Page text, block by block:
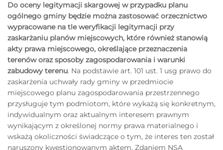
Do oceny legitymacji skargowej w przypadku planu
ogólnego gminy będzie można zastosować orzecznictwo
wypracowane na tle weryfikacji legitymacji przy
zaskarżaniu planów miejscowych, które również stanowią
akty prawa miejscowego, określające przeznaczenia
terenów oraz sposoby zagospodarowania i warunki
zabudowy terenu. Na podstawie art. 101 ust. 1 usg prawo do
zaskarżenia uchwały rady gminy w przedmiocie
miejscowego planu zagospodarowania przestrzennego
przysługuje tym podmiotom, które wykażą się konkretnym,
indywidualnym oraz aktualnym interesem prawnym
wynikającym z określonej normy prawa materialnego i
wskażą okoliczności świadczące o tym, że interes ten został
naruszony kwestionowanym aktem. Zdaniem NSA